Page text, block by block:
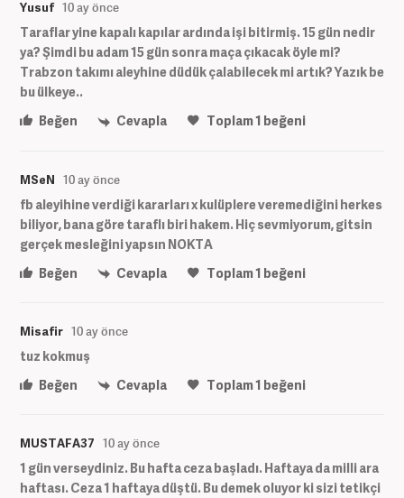
Yusuf 10 ay önce
Taraflar yine kapalı kapılar ardında işi bitirmiş. 15 gün nedir
ya? Şimdi bu adam 15 gün sonra maça çıkacak öyle mi?
Trabzon takımı aleyhine düdük çalabilecek mi artık? Yazık be
bu ülkeye..
Beğen
Cevapla Toplam1 beğeni
MSeN 10 ay önce
fb aleyihine verdiği kararları x kulüplere veremediğini herkes
biliyor, bana göre taraflı biri hakem. Hiç sevmiyorum, gitsin
gerçek mesleğini yapsın NOKTA
Beğen
Cevapla Toplam1 beğeni
Misafir 10 ay önce
tuz kokmuş
Beğen
Cevapla Toplam1 beğeni
MUSTAFA37 10 ay önce
1 gün verseydiniz. Bu hafta ceza başladı. Haftaya da milli ara
haftası. Ceza 1 haftaya düştü. Bu demek oluyor ki sizi tetikçi